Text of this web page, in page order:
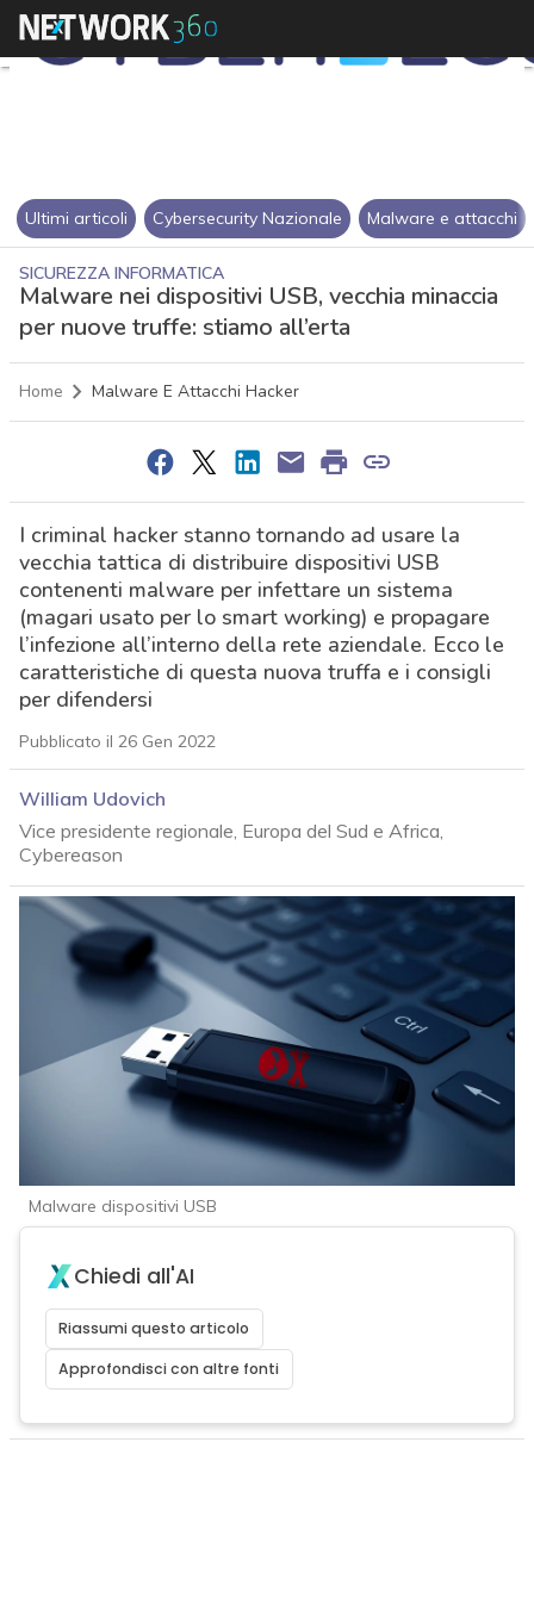
Ultimi articoli Cybersecurity Nazionale Malware e attacchi
SICUREZZA INFORMATICA
Malware nei dispositivi USB, vecchia minaccia
per nuove truffe: stiamo all’erta
Home Malware E Attacchi Hacker
I criminal hacker stanno tornando ad usare la
vecchia tattica di distribuire dispositivi USB
contenenti malware per infettare un sistema
(magari usato per lo smart working) e propagare
l’infezione all’interno della rete aziendale. Ecco le
caratteristiche di questa nuova truffa e i consigli
per difendersi
Pubblicato il 26 Gen 2022
William Udovich
Vice presidente regionale, Europa del Sud e Africa,
Cybereason
Malware dispositivi USB
Chiedi all'AI
Riassumi questo articolo
Approfondisci con altre fonti